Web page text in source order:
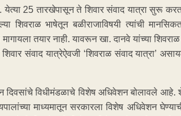
25 तारखेपासून ते शिवार संवाद यात्रा सुरू
शिवराळ भाषेतून बळीराजाविषयी त्यांची
मागायला तयार नाही. यावरून खा. दानवे यांच्या
संवाद यात्रेऐवजी ‘शिवराळ संवाद यात्रा’
विधीमंडळाचे विशेष अधिवेशन बोलावले आहे.
माध्यमातून सरकारला विशेष अधिवेशन